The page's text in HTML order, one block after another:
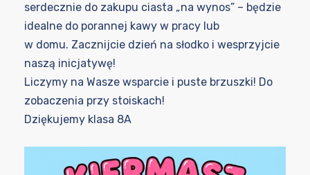
serdecznie do zakupu ciasta „na wynos” – będzie
idealne do porannej kawy w pracy lub
w domu. Zacznijcie dzień na słodko i wesprzyjcie
naszą inicjatywę!
Liczymy na Wasze wsparcie i puste brzuszki! Do
zobaczenia przy stoiskach!
Dziękujemy klasa 8A